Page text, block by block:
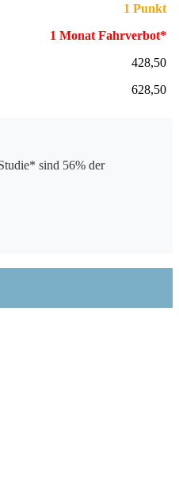
1 Punkt
1 Monat Fahrverbot*
428,50
628,50
sind 56% der